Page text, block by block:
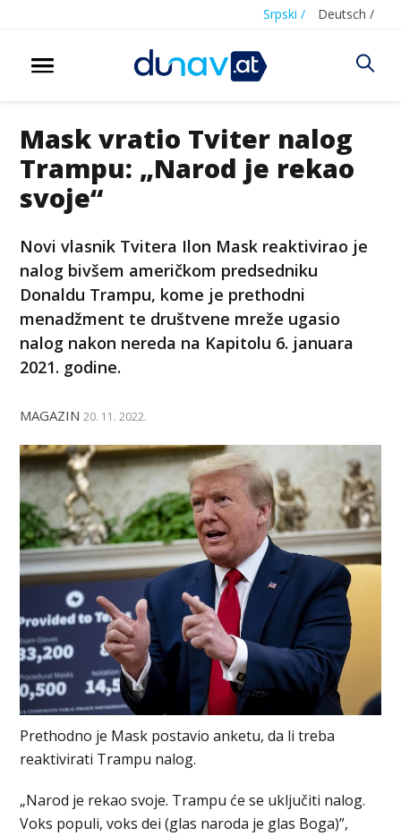
Srpski / Deutsch /
Mask vratio Tviter nalog
Trampu: „Narod je rekao
svoje“
Novi vlasnik Tvitera Ilon Mask reaktivirao je
nalog bivšem američkom predsedniku
Donaldu Trampu, kome je prethodni
menadžment te društvene mreže ugasio
nalog nakon nereda na Kapitolu 6. januara
2021. godine.
MAGAZIN 20. 11. 2022.
Prethodno je Mask postavio anketu, da li treba
reaktivirati Trampu nalog.
„Narod je rekao svoje. Trampu će se uključiti nalog.
Voks populi, voks dei (glas naroda je glas Boga)”,